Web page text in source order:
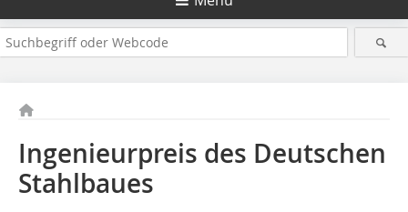
Ingenieurpreis des Deutschen
Stahlbaues